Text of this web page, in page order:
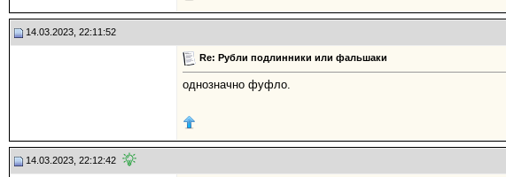
14.03.2023, 22:11:52
Re: Рубли подлинники или фальшаки
однозначно фуфло.
14.03.2023, 22:12:42